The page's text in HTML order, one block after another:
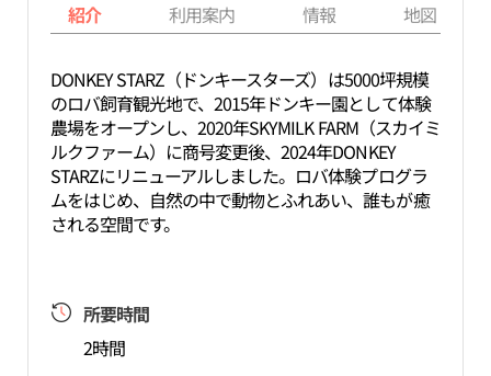
紹介 利用案内 情報 地図
DONKEY STARZ（ドンキースターズ）は5000坪規模
のロバ飼育観光地で、2015年ドンキー園として体験
農場をオープンし、2020年SKYMILK FARM（スカイミ
ルクファーム）に商号変更後、2024年DONKEY
STARZにリニューアルしました。ロバ体験プログラ
ムをはじめ、自然の中で動物とふれあい、誰もが癒
される空間です。
所要時間
2時間